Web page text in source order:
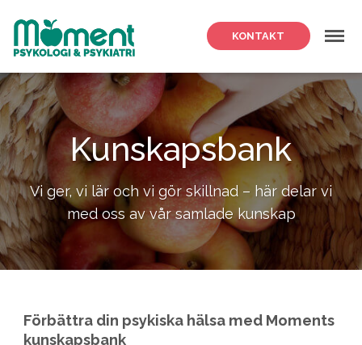
Meny
KONTAKT
Kunskapsbank
Vi ger, vi lär och vi gör skillnad – här delar vi
med oss av vår samlade kunskap
Förbättra din psykiska hälsa med Moments
kunskapsbank